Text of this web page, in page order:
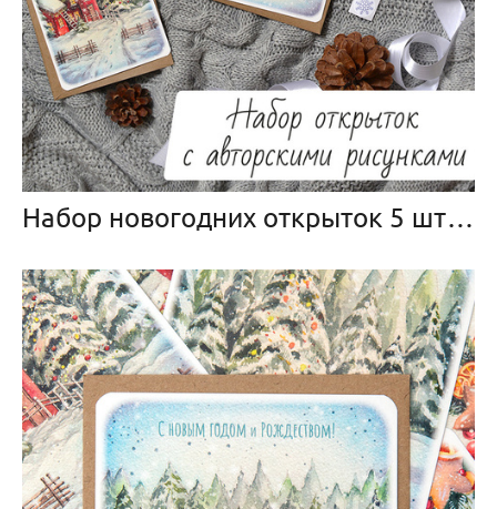
Набор новогодних открыток 5 штук с конвертами